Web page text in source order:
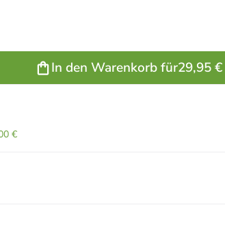
In den Warenkorb für29,95 €
€